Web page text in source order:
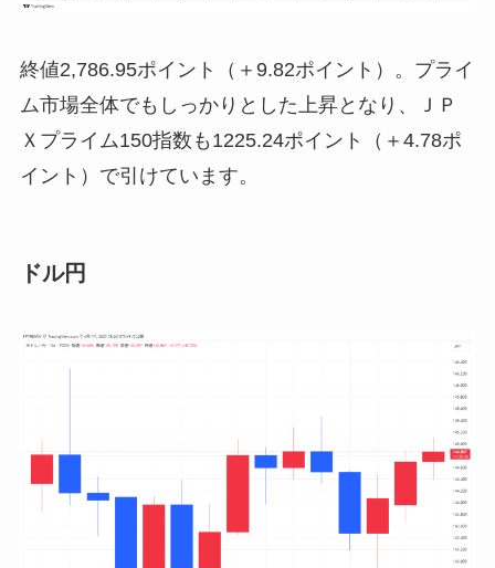
終値2,786.95ポイント（＋9.82ポイント）。プライ
ム市場全体でもしっかりとした上昇となり、ＪＰ
Ｘプライム150指数も1225.24ポイント（＋4.78ポ
イント）で引けています。
ドル円